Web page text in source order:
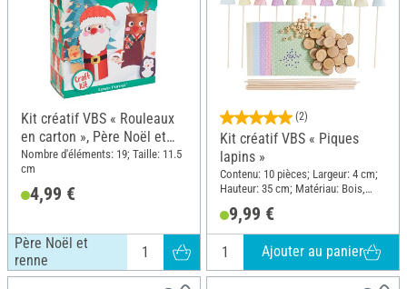
Kit créatif VBS « Rouleaux
en carton », Père Noël et
renne
Nombre d'éléments: 19; Taille: 11.5
cm
4,99 €
Père Noël et
renne
(2)
Kit créatif VBS « Piques
lapins »
Contenu: 10 pièces; Largeur: 4 cm;
Hauteur: 35 cm; Matériau: Bois,
9,99 €
Ajouter au panier